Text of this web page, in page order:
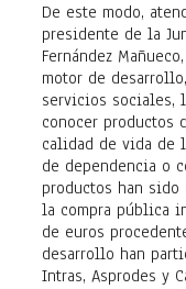
De este modo,
presidente de la
Fernández
motor de
servicios sociales,
conocer productos
calidad de vida de
de dependencia o
productos han
la compra pública
de euros
desarrollo han
Intras, Asprodes y